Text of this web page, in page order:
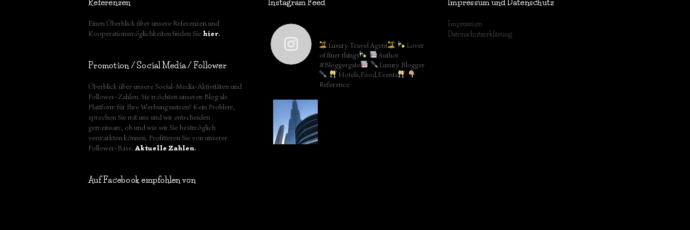
Einen Überblick über unsere Referenzen und
Kooperationsmöglichkeiten finden Sie hier.
Promotion / Social Media / Follower
Überblick über unsere Social-Media-Aktivitäten und
Follower-Zahlen. Sie möchten unseren Blog als
Plattform für Ihre Werbung nutzen? Kein Problem,
sprechen Sie mit uns und wir entscheiden
gemeinsam, ob und wie wir Sie bestmöglich
vermarkten können. Profitieren Sie von unserer
Follower-Base. Aktuelle Zahlen.
Auf Facebook empfohlen von
Luxury Travel Agent
Lover
of finer things
Author
#Bloggergate
Luxury Blogger
Hotels,Food,Events
Reference
Impressum
Datenschutzerklärung